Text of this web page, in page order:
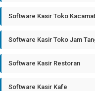
Software Kasir Toko
Software Kasir Toko Jam
Software Kasir Restoran
Software Kasir Kafe